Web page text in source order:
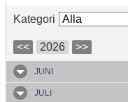
Kategori
<< 2026 >>
JUNI
JULI